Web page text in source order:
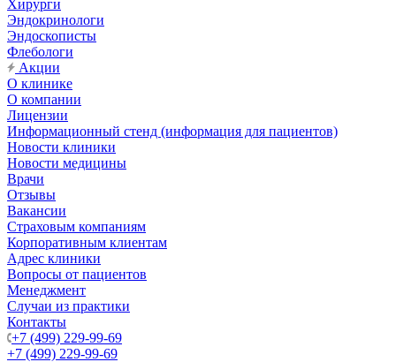
Хирурги
Эндокринологи
Эндоскописты
Флебологи
Акции
О клинике
О компании
Лицензии
Информационный стенд (информация для пациентов)
Новости клиники
Новости медицины
Врачи
Отзывы
Вакансии
Страховым компаниям
Корпоративным клиентам
Адрес клиники
Вопросы от пациентов
Менеджмент
Случаи из практики
Контакты
+7 (499) 229-99-69
+7 (499) 229-99-69